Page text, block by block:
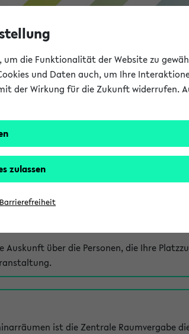
über die Personen, die Ihre
ist die Zentrale Raumvergabe
um die Funktionalität der Website zu
und Daten auch, um Ihre
der Wirkung für die Zukunft widerrufen.
zulassen
Barrierefreiheit